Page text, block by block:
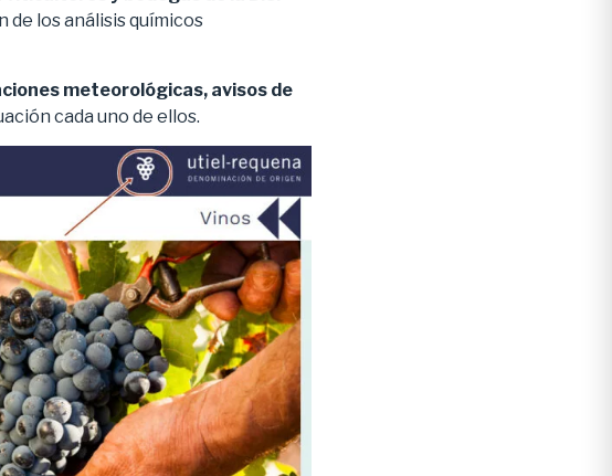
de los análisis químicos
meteorológicas, avisos de
cada uno de ellos.